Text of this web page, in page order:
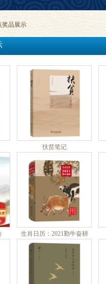
奖品展示
扶贫笔记
生肖日历：2021勤牛奋耕